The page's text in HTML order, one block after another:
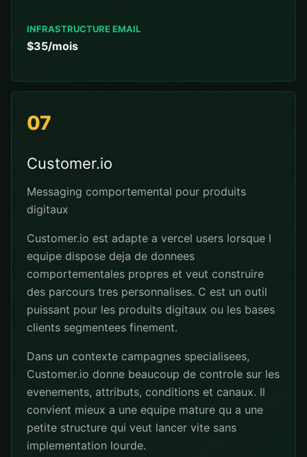
INFRASTRUCTURE EMAIL
$35/mois
07
Customer.io
Messaging comportemental pour produits
digitaux
Customer.io est adapte a vercel users lorsque l
equipe dispose deja de donnees
comportementales propres et veut construire
des parcours tres personnalises. C est un outil
puissant pour les produits digitaux ou les bases
clients segmentees finement.
Dans un contexte campagnes specialisees,
Customer.io donne beaucoup de controle sur les
evenements, attributs, conditions et canaux. Il
convient mieux a une equipe mature qu a une
petite structure qui veut lancer vite sans
implementation lourde.